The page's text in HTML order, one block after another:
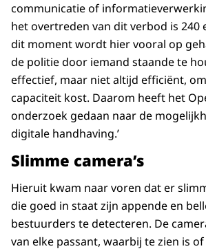
communicatie of
het overtreden van dit verbod is 240
dit moment wordt hier vooral op
de politie door iemand staande te
effectief, maar niet altijd efficiënt,
capaciteit kost. Daarom heeft het
onderzoek gedaan naar de
digitale handhaving.’
Slimme camera’s
Hieruit kwam naar voren dat er
die goed in staat zijn appende en
bestuurders te detecteren. De
van elke passant, waarbij te zien is